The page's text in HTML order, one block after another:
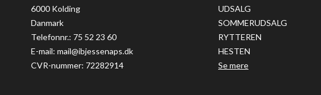
6000 Kolding
Danmark
Telefonnr.: 75 52 23 60
E-mail: mail@ibjessenaps.dk
CVR-nummer: 72282914
UDSALG
SOMMERUDSALG
RYTTEREN
HESTEN
Se mere